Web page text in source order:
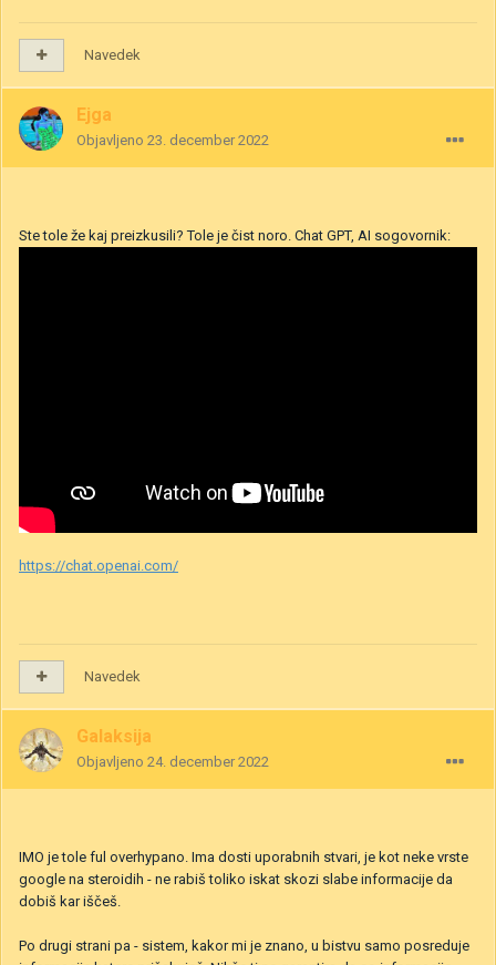
Navedek
Ejga
Objavljeno 23. december 2022
Ste tole že kaj preizkusili? Tole je čist noro. Chat GPT, AI sogovornik:
https://chat.openai.com/
Navedek
Galaksija
Objavljeno 24. december 2022
IMO je tole ful overhypano. Ima dosti uporabnih stvari, je kot neke vrste
google na steroidih - ne rabiš toliko iskat skozi slabe informacije da
dobiš kar iščeš.
Po drugi strani pa - sistem, kakor mi je znano, u bistvu samo posreduje